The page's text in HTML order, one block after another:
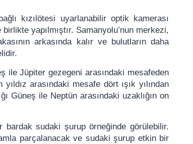
kızılötesi uyarlanabilir optik kamerası
yapılmıştır. Samanyolu’nun merkezi,
arkasında kalır ve bulutların daha
ile Jüpiter gezegeni arasındaki mesafeden
arasındaki mesafe dört ışık yılından
Güneş ile Neptün arasındaki uzaklığın on
sudaki şurup örneğinde görülebilir.
parçalanacak ve sudaki şurup etkin bir